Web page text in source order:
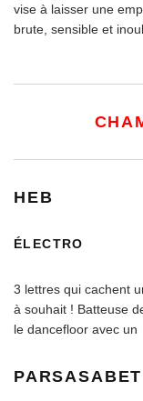
vise à laisser une
brute, sensible et
H EB
ÉLECTRO
3 lettres qui cachent
à souhait ! Batteuse
le dancefloor avec
PA RSASA BET